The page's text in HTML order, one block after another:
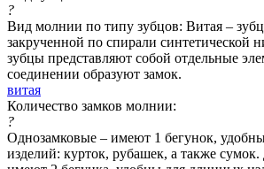
?
Вид молнии по типу зубцов: Витая –
закрученной по спирали синтетической
зубцы представляют собой отдельные
соединении образуют замок.
витая
Количество замков молнии:
?
Однозамковые – имеют 1 бегунок,
изделий: курток, рубашек, а также